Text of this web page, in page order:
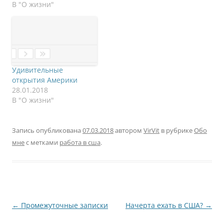
заваливаем, неважно в
большие деньги ради
неудовлетворенных
амбиций. Мы стоим
баснословных денег,
красиво одеваемся,
очаровывать и
равнодушно смотреть…
В "О жизни"
Удивительные
открытия Америки
28.01.2018
В "О жизни"
Запись опубликована 07.03.2018автором VirVit в рубрикеОбо
мнес метками работа в сша.
Навигация
← Промежуточные записки Начерта ехать в США? →